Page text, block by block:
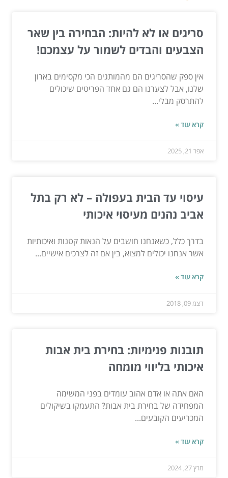
סריגים או לא להיות: הבחירה בין שאר
הצבעים והבדים לשמור על עצמכם!
אין ספק שהסריגים הם מהמותגים הכי מקסימים בארון
שלנו, אבל לצערנו הם גם אחד הפריטים שיכולים
להתרסק מבלי...
קרא עוד »
אפר 21, 2025
עיסוי עד הבית בעפולה – לא רק בתל
אביב נהנים מעיסוי איכותי
בדרך כלל, כשאנחנו חושבים על הנאות קטנות ואיכותיות
אשר אנחנו יכולים למצוא, בין אם זה לצרכים אישיים...
קרא עוד »
דצמ 09, 2018
תובנות פנימיות: בחירת בית אבות
איכותי בליווי מומחה
האם אתה או אדם אהוב עומדים בפני המשימה
המפחידה של בחירת בית אבות? התעמקו בשיקולים
המכריעים הקובעים...
קרא עוד »
מרץ 27, 2024